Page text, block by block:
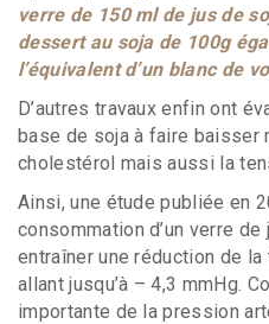
verre de 150 ml de jus de
dessert au soja de 100g
l’équivalent d’un blanc de
D’autres travaux enfin ont
base de soja à faire baisser
cholestérol mais aussi la
Ainsi, une étude publiée en
consommation d’un verre
entraîner une réduction de
allant jusqu’à – 4,3 mmHg.
importante de la pression